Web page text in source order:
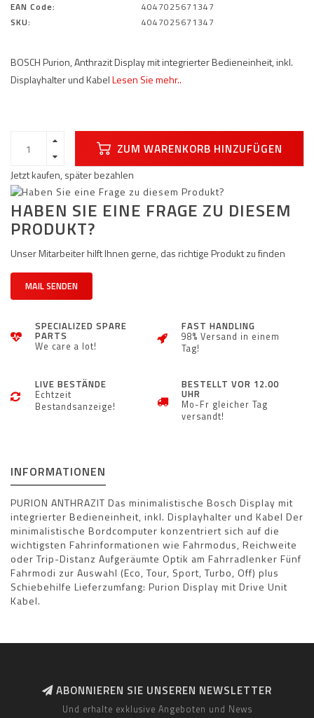
EAN Code:
4047025671347
SKU:
4047025671347
BOSCH Purion, Anthrazit Display mit integrierter Bedieneinheit, inkl.
Displayhalter und KabelLesen Sie mehr..
ZUM WARENKORB HINZUFÜGEN
Jetzt kaufen, später bezahlen
HABEN SIE EINE FRAGE ZU DIESEM
PRODUKT?
Unser Mitarbeiter hilft Ihnen gerne, das richtige Produkt zu finden
MAIL SENDEN
SPECIALIZED SPARE
PARTS
We care a lot!
FAST HANDLING
98% Versand in einem
Tag!
LIVE BESTÄNDE
Echtzeit
Bestandsanzeige!
BESTELLT VOR 12.00
UHR
Mo-Fr gleicher Tag
versandt!
INFORMATIONEN
PURION ANTHRAZIT Das minimalistische Bosch Display mit
integrierter Bedieneinheit, inkl. Displayhalter und Kabel Der
minimalistische Bordcomputer konzentriert sich auf die
wichtigsten Fahrinformationen wie Fahrmodus, Reichweite
oder Trip-Distanz Aufgeräumte Optik am Fahrradlenker Fünf
Fahrmodi zur Auswahl (Eco, Tour, Sport, Turbo, Off) plus
Schiebehilfe Lieferzumfang: Purion Display mit Drive Unit
Kabel.
ABONNIEREN SIE UNSEREN NEWSLETTER
Und erhalte exklusive Angeboten und News